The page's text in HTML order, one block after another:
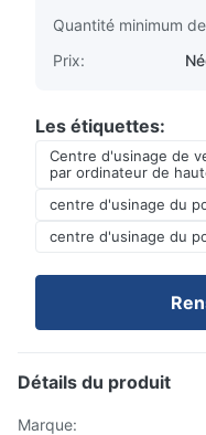
Quantité minimum
Prix:
Les étiquettes:
Centre d'usinage de
par ordinateur de
centre d'usinage du
centre d'usinage du
Détails du produit
Marque: